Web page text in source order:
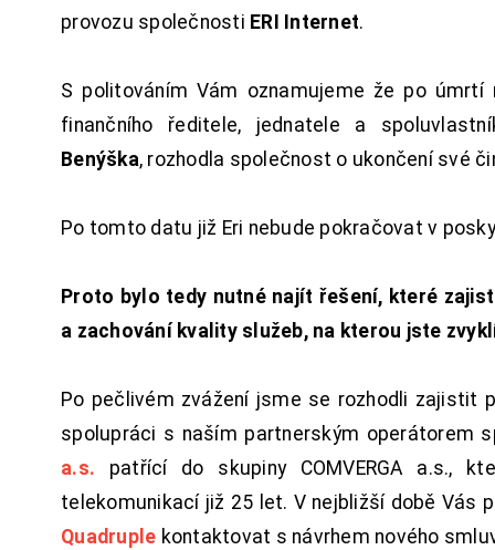
provozu společnosti ERI Internet.
S politováním Vám oznamujeme že po úmrtí
finančního ředitele, jednatele a
Benýška, rozhodla společnost o ukončení své
Po tomto datu již Eri nebude pokračovat v
Proto bylo tedy nutné najít řešení, které
a zachování kvality služeb, na kterou jste
Po pečlivém zvážení jsme se rozhodli zajistit
spolupráci s naším partnerským operátorem
a.s. patřící do skupiny COMVERGA a.s.,
telekomunikací již 25 let. V nejbližší době Vás
Quadruple kontaktovat s návrhem nového